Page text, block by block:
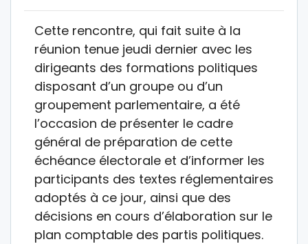
Cette rencontre, qui fait suite à la
réunion tenue jeudi dernier avec les
dirigeants des formations politiques
disposant d’un groupe ou d’un
groupement parlementaire, a été
l’occasion de présenter le cadre
général de préparation de cette
échéance électorale et d’informer les
participants des textes réglementaires
adoptés à ce jour, ainsi que des
décisions en cours d’élaboration sur le
plan comptable des partis politiques.